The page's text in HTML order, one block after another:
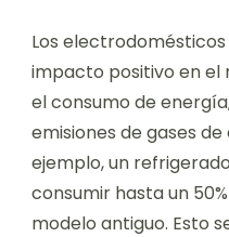
Los
impacto positivo en el
el consumo de
emisiones de gases
ejemplo, un
consumir hasta un
modelo antiguo. Esto